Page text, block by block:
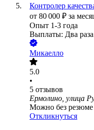
Контролер
от 80 000 ₽ за
Опыт 1-3 года
Выплаты: Два
Микаелло
5.0
•
5 отзывов
Ермолино, улица
Можно без резюме
Откликнуться